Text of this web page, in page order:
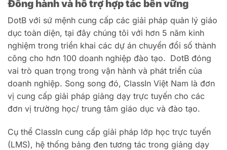
Đồng hành và hỗ trợ hợp tác bền vững
DotB với sứ mệnh cung cấp các giải pháp quản lý giáo
dục toàn diện, tại đây chúng tôi với hơn 5 năm kinh
nghiệm trong triển khai các dự án chuyển đổi số thành
công cho hơn 100 doanh nghiệp đào tạo. DotB đóng
vai trò quan trọng trong vận hành và phát triển của
doanh nghiệp. Song song đó, ClassIn Việt Nam là đơn
vị cung cấp giải pháp giảng dạy trực tuyến cho các
đơn vị trường học/ trung tâm giáo dục và đào tạo.
Cụ thể ClassIn cung cấp giải pháp lớp học trực tuyến
(LMS), hệ thống bảng đen tương tác trong giảng dạy